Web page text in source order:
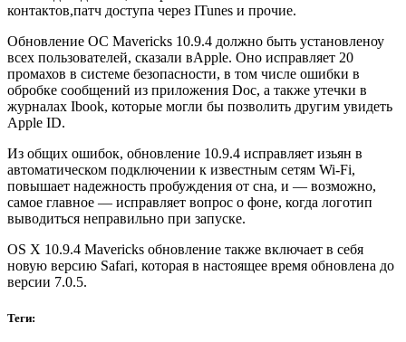
контактов,патч доступа через ITunes и прочие.
Обновление ОС Mavericks 10.9.4 должно быть установленоу
всех пользователей, сказали вApple. Оно исправляет 20
промахов в системе безопасности, в том числе ошибки в
обробке сообщений из приложения Doc, а также утечки в
журналах Ibook, которые могли бы позволить другим увидеть
Apple ID.
Из общих ошибок, обновление 10.9.4 исправляет изьян в
автоматическом подключении к известным сетям Wi-Fi,
повышает надежность пробуждения от сна, и — возможно,
самое главное — исправляет вопрос о фоне, когда логотип
выводиться неправильно при запуске.
OS X 10.9.4 Mavericks обновление также включает в себя
новую версию Safari, которая в настоящее время обновлена до
версии 7.0.5.
Теги: